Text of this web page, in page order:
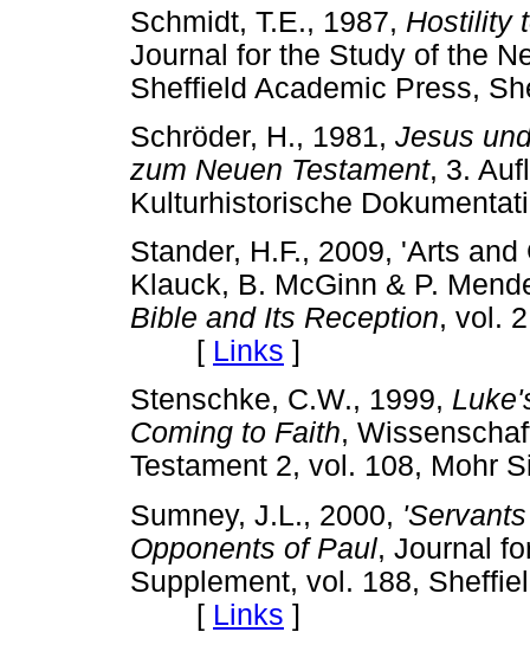
Schmidt, T.E., 1987, Hostility
Journal for the Study of the
Sheffield Academic
Schröder, H., 1981, Jesus
zum Neuen Testament, 3.
Kulturhistorische
Stander, H.F., 2009, 'Arts
Klauck, B. McGinn & P.
Bible and Its Reception, vol.
[ Links ]
Stenschke, C.W., 1999,
Coming to Faith,
Testament 2, vol. 108,
Sumney, J.L., 2000,
Opponents of Paul, Journal
Supplement, vol. 188,
[ Links ]